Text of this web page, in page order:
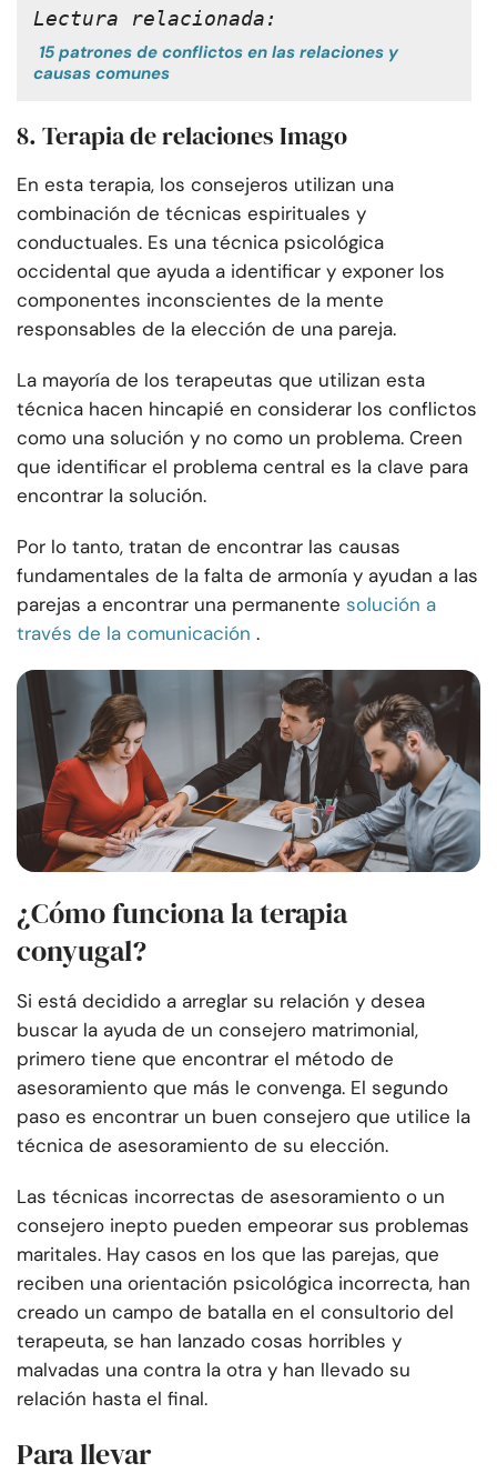
Lectura relacionada:
15 patrones de conflictos en las relaciones y
causas comunes
8. Terapia de relaciones Imago
En esta terapia, los consejeros utilizan una
combinación de técnicas espirituales y
conductuales. Es una técnica psicológica
occidental que ayuda a identificar y exponer los
componentes inconscientes de la mente
responsables de la elección de una pareja.
La mayoría de los terapeutas que utilizan esta
técnica hacen hincapié en considerar los conflictos
como una solución y no como un problema. Creen
que identificar el problema central es la clave para
encontrar la solución.
Por lo tanto, tratan de encontrar las causas
fundamentales de la falta de armonía y ayudan a las
parejas a encontrar una permanente solución a
través de la comunicación .
¿Cómo funciona la terapia
conyugal?
Si está decidido a arreglar su relación y desea
buscar la ayuda de un consejero matrimonial,
primero tiene que encontrar el método de
asesoramiento que más le convenga. El segundo
paso es encontrar un buen consejero que utilice la
técnica de asesoramiento de su elección.
Las técnicas incorrectas de asesoramiento o un
consejero inepto pueden empeorar sus problemas
maritales. Hay casos en los que las parejas, que
reciben una orientación psicológica incorrecta, han
creado un campo de batalla en el consultorio del
terapeuta, se han lanzado cosas horribles y
malvadas una contra la otra y han llevado su
relación hasta el final.
Para llevar